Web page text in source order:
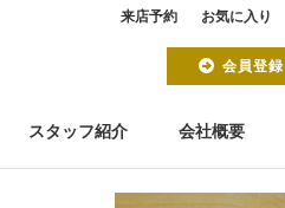
来店予約 お気に入り
会員登録
スタッフ紹介 会社概要